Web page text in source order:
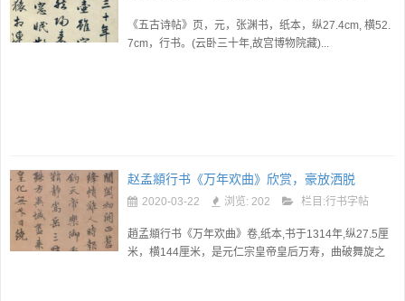
《五古诗帖》页，元，张渊书，纸本，纵27.4cm, 横52.
7cm，行书。(云卧三十年,故宫博物院藏)...
赵孟頫行书《万年欢曲》欣赏，豪放洒脱
2020-03-22 浏览: 202 栏目:行书字帖
趙孟頫行书《万年欢曲》卷,纸本,书于1314年,纵27.5厘
米，横144厘米，是元仁宗皇帝皇后万寿，曲破舞旋之